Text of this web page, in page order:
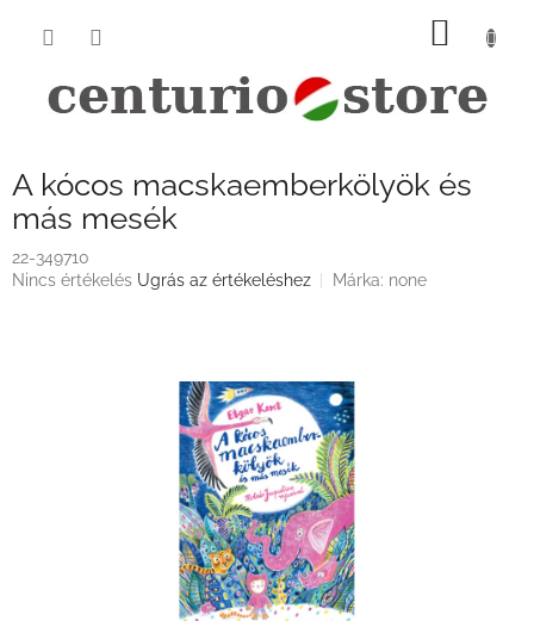
KOSÁR
A kócos macskaemberkölyök és
más mesék
22-349710
A
Nincs értékelés Ugrás az értékeléshez Márka: none